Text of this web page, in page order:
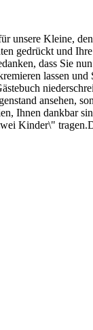
unsere Kleine,
gedrückt und
dass Sie
lassen und
ansehen,
Ihnen dankbar
Kinder\"